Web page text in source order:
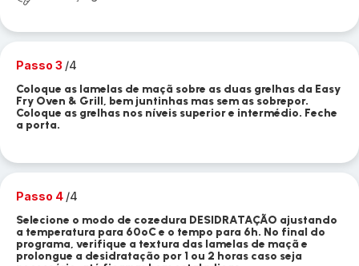
Passo 3 /4
Coloque as lamelas de maçã sobre as duas grelhas da Easy
Fry Oven & Grill, bem juntinhas mas sem as sobrepor.
Coloque as grelhas nos níveis superior e intermédio. Feche
a porta.
Passo 4 /4
Selecione o modo de cozedura DESIDRATAÇÃO ajustando
a temperatura para 60ºC e o tempo para 6h. No final do
programa, verifique a textura das lamelas de maçã e
prolongue a desidratação por 1 ou 2 horas caso seja